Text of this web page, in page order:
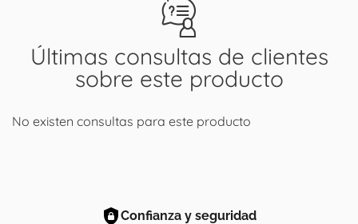
Últimas consultas de clientes
sobre este producto
No existen consultas para este producto
Confianza y seguridad